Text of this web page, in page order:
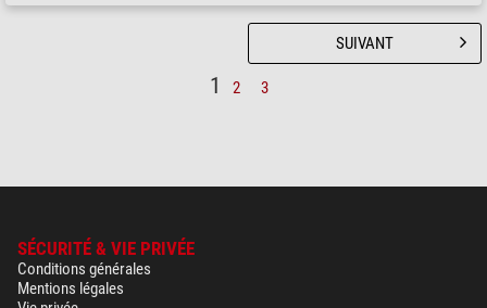
1 2 3
SUIVANT
SÉCURITÉ & VIE PRIVÉE
Conditions générales
Mentions légales